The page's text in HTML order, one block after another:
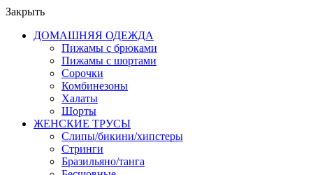
Закрыть
ДОМАШНЯЯ ОДЕЖДА
Пижамы с брюками
Пижамы с шортами
Сорочки
Комбинезоны
Халаты
Шорты
ЖЕНСКИЕ ТРУСЫ
Слипы/бикини/хипстеры
Стринги
Бразильяно/танга